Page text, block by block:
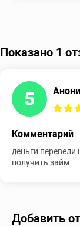
Показано 1
5
Комментарий
деньги перевели
получить займ
Добавить